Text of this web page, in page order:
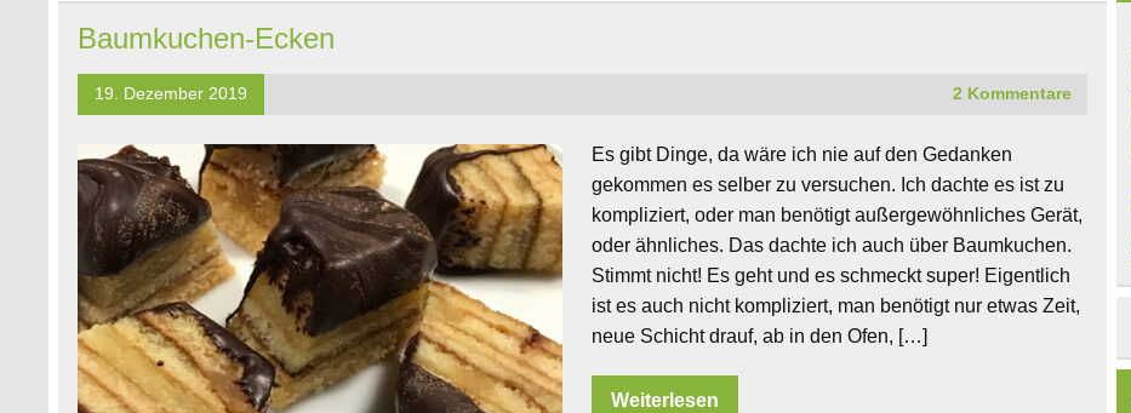
Baumkuchen-Ecken
19. Dezember 2019 2 Kommentare
Es gibt Dinge, da wäre ich nie auf den Gedanken
gekommen es selber zu versuchen. Ich dachte es ist zu
kompliziert, oder man benötigt außergewöhnliches Gerät,
oder ähnliches. Das dachte ich auch über Baumkuchen.
Stimmt nicht! Es geht und es schmeckt super! Eigentlich
ist es auch nicht kompliziert, man benötigt nur etwas Zeit,
neue Schicht drauf, ab in den Ofen, […]
Weiterlesen